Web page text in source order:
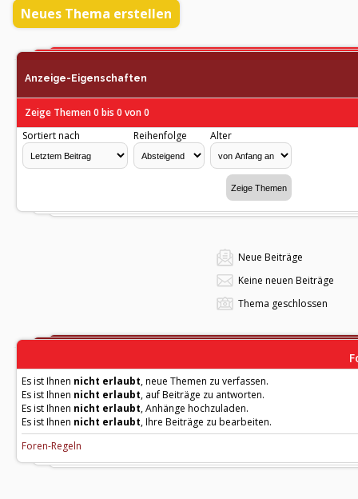
Neues Thema erstellen
Anzeige-Eigenschaften
Zeige Themen 0 bis 0 von 0
Sortiert nach
Reihenfolge Alter
Neue Beiträge
Keine neuen Beiträge
Thema geschlossen
Es ist Ihnen nicht erlaubt, neue Themen zu verfassen.
Es ist Ihnen nicht erlaubt, auf Beiträge zu antworten.
Es ist Ihnen nicht erlaubt, Anhänge hochzuladen.
Es ist Ihnen nicht erlaubt, Ihre Beiträge zu bearbeiten.
Foren-Regeln